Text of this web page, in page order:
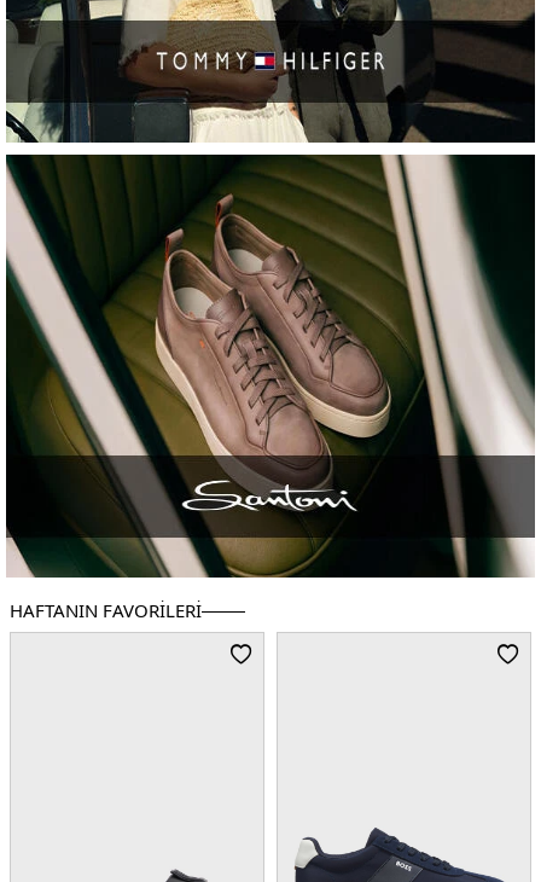
HAFTANIN FAVORILERI